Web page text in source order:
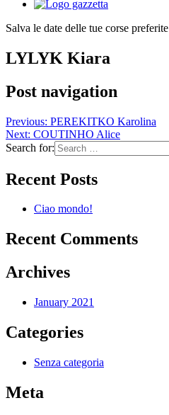
Salva le date delle tue corse preferite
LYLYK Kiara
Post navigation
Previous: PEREKITKO Karolina
Next: COUTINHO Alice
Search for:
Recent Posts
Ciao mondo!
Recent Comments
Archives
January 2021
Categories
Senza categoria
Meta